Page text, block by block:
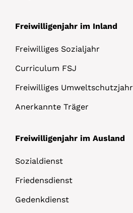
Freiwilligenjahr im Inland
Freiwilliges Sozialjahr
Curriculum FSJ
Freiwilliges Umweltschutzjahr
Anerkannte Träger
Freiwilligenjahr im Ausland
Sozialdienst
Friedensdienst
Gedenkdienst